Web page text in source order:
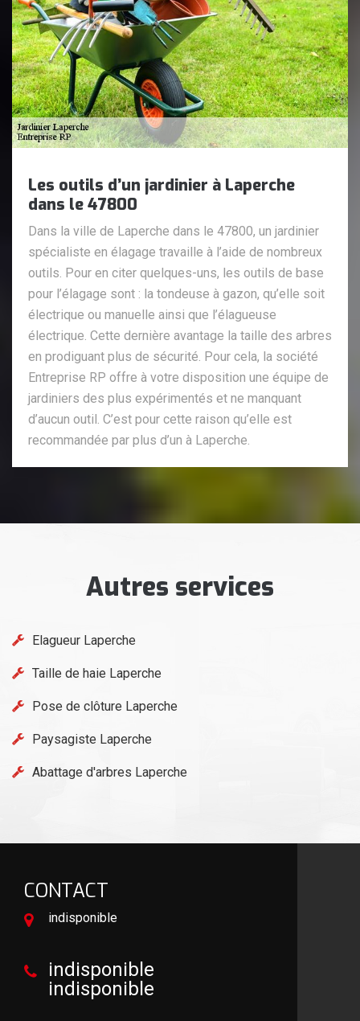
Les outils d’un jardinier à Laperche
dans le 47800
Dans la ville de Laperche dans le 47800, un jardinier
spécialiste en élagage travaille à l’aide de nombreux
outils. Pour en citer quelques-uns, les outils de base
pour l’élagage sont : la tondeuse à gazon, qu’elle soit
électrique ou manuelle ainsi que l’élagueuse
électrique. Cette dernière avantage la taille des arbres
en prodiguant plus de sécurité. Pour cela, la société
Entreprise RP offre à votre disposition une équipe de
jardiniers des plus expérimentés et ne manquant
d’aucun outil. C’est pour cette raison qu’elle est
recommandée par plus d’un à Laperche.
Autres services
Elagueur Laperche
Taille de haie Laperche
Pose de clôture Laperche
Paysagiste Laperche
Abattage d'arbres Laperche
CONTACT
indisponible
indisponible
indisponible